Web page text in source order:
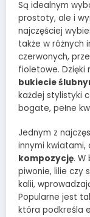
Są idealnym
prostoty, ale i
najczęściej
także w różnych
czerwonych,
fioletowe. Dzięki
bukiecie
każdej stylistyki
bogate, pełne
Jednym z
innymi kwiatami,
kompozycję.
piwonie, lilie czy
kalii,
Popularne jest
która podkreśla